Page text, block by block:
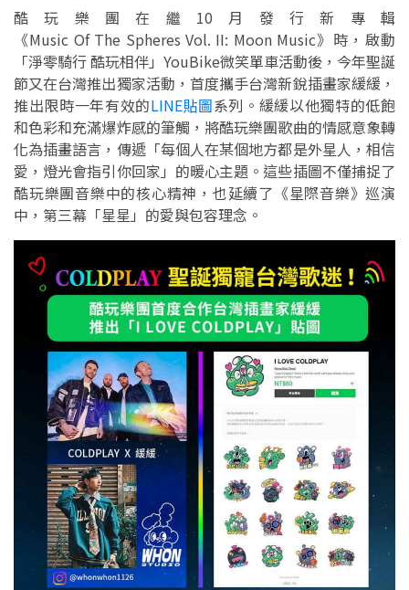
酷玩樂團在繼10月發行新專輯
《Music Of The Spheres Vol. II: Moon Music》時，啟動
「淨零騎行 酷玩相伴」YouBike微笑單車活動後，今年聖誕
節又在台灣推出獨家活動，首度攜手台灣新銳插畫家緩緩，
推出限時一年有效的LINE貼圖系列。緩緩以他獨特的低飽
和色彩和充滿爆炸感的筆觸，將酷玩樂團歌曲的情感意象轉
化為插畫語言，傳遞「每個人在某個地方都是外星人，相信
愛，燈光會指引你回家」的暖心主題。這些插圖不僅捕捉了
酷玩樂團音樂中的核心精神，也延續了《星際音樂》巡演
中，第三幕「星星」的愛與包容理念。